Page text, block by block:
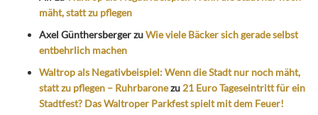
mäht, statt zu pflegen
Axel GünthersbergerzuWie viele Bäcker sich gerade selbst
entbehrlich machen
Waltrop als Negativbeispiel: Wenn die Stadt nur noch mäht,
statt zu pflegen – Ruhrbaronezu 21 Euro Tageseintritt für ein
Stadtfest? Das Waltroper Parkfest spielt mit dem Feuer!